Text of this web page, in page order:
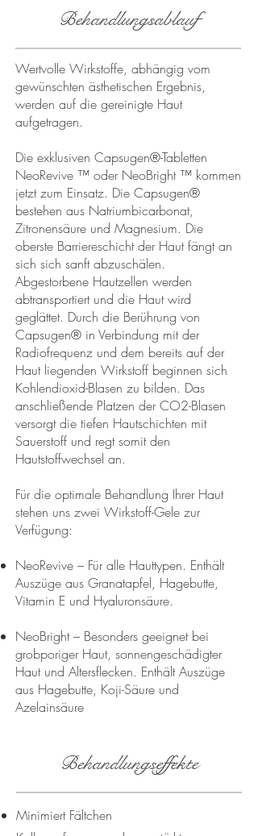
Behandlungsablauf
Wertvolle Wirkstoffe, abhängig vom
gewünschten ästhetischen Ergebnis,
werden auf die gereinigte Haut
aufgetragen.
Die exklusiven Capsugen®-Tabletten
NeoRevive ™ oder NeoBright ™ kommen
jetzt zum Einsatz. Die Capsugen®
bestehen aus Natriumbicarbonat,
Zitronensäure und Magnesium. Die
oberste Barriereschicht der Haut fängt an
sich sich sanft abzuschälen.
Abgestorbene Hautzellen werden
abtransportiert und die Haut wird
geglättet. Durch die Berührung von
Capsugen® in Verbindung mit der
Radiofrequenz und dem bereits auf der
Haut liegenden Wirkstoff beginnen sich
Kohlendioxid-Blasen zu bilden. Das
anschließende Platzen der CO2-Blasen
versorgt die tiefen Hautschichten mit
Sauerstoff und regt somit den
Hautstoffwechsel an.
Für die optimale Behandlung Ihrer Haut
stehen uns zwei Wirkstoff-Gele zur
Verfügung:
NeoRevive – Für alle Hauttypen. Enthält
Auszüge aus Granatapfel, Hagebutte,
Vitamin E und Hyaluronsäure.
NeoBright – Besonders geeignet bei
grobporiger Haut, sonnengeschädigter
Haut und Altersflecken. Enthält Auszüge
aus Hagebutte, Koji-Säure und
Azelainsäure​
Behandlungseffekte
Minimiert Fältchen